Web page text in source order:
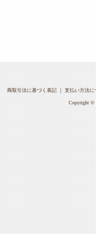
商取引法に基づく表記｜支払い方法に
Copyright ©